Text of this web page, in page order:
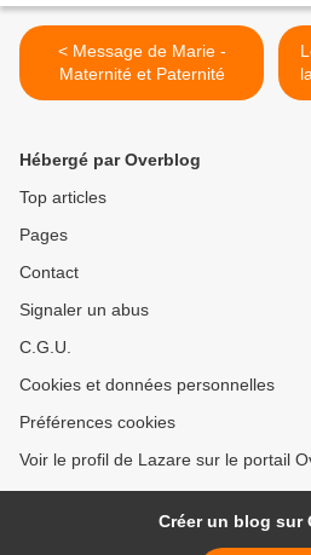
< Message de Marie -
Maternité et Paternité
Hébergé par Overblog
Top articles
Pages
Contact
Signaler un abus
C.G.U.
Cookies et données personnelles
Préférences cookies
Voir le profil de Lazare sur le portail
Créer un blog sur